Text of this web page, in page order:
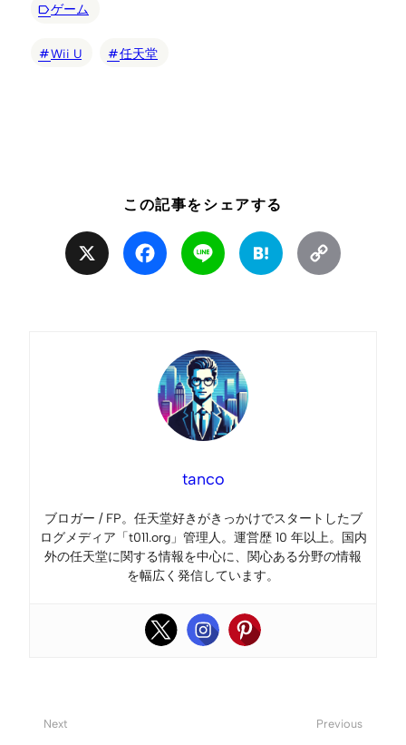
ゲーム
Wii U 任天堂
この記事をシェアする
Facebook Line Hatena
tanco
ブロガー / FP。任天堂好きがきっかけでスタートしたブ
ログメディア「t011.org」管理人。運営歴 10 年以上。国内
外の任天堂に関する情報を中心に、関心ある分野の情報
を幅広く発信しています。
Next Previous